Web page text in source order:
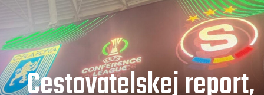
Cestovatelskej report,